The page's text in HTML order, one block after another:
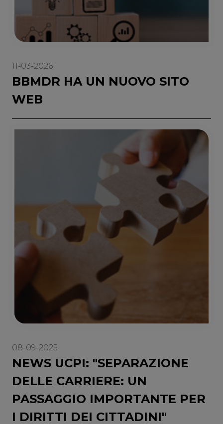
11-03-2026
BBMDR HA UN NUOVO SITO
WEB
08-09-2025
NEWS UCPI: "SEPARAZIONE
DELLE CARRIERE: UN
PASSAGGIO IMPORTANTE PER
I DIRITTI DEI CITTADINI"